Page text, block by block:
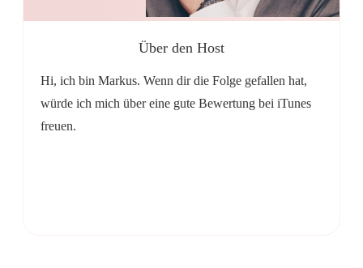
Über den Host
Hi, ich bin Markus. Wenn dir die Folge gefallen hat,
würde ich mich über eine gute Bewertung bei iTunes
freuen.